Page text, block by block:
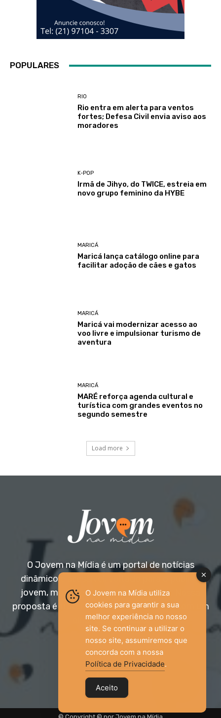
POPULARES
RIO
Rio entra em alerta para ventos
fortes; Defesa Civil envia aviso aos
moradores
K-POP
Irmã de Jihyo, do TWICE, estreia em
novo grupo feminino da HYBE
MARICÁ
Maricá lança catálogo online para
facilitar adoção de cães e gatos
MARICÁ
Maricá vai modernizar acesso ao
voo livre e impulsionar turismo de
aventura
MARICÁ
MARÉ reforça agenda cultural e
turística com grandes eventos no
segundo semestre
Load more
O Jovem na Mídia é um portal de notícias
dinâmico e acessível, voltado para o público
jovem, mas aberto a todas as idades. Nossa
proposta é trazer informação relevante com um
olhar diferenciado.
Entre em contato:
jovemnamidia2017@gmail.com
O Jovem na Mídia utiliza
cookies para garantir a sua
melhor experiência no nosso
site. Se continuar a utilizar o
nosso site, assumiremos que
concorda com a nossa
Política de Privacidade.
Aceito